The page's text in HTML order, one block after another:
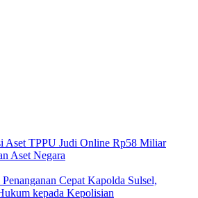
Aset TPPU Judi Online Rp58 Miliar
Aset Negara
Cepat Kapolda Sulsel,
kepada Kepolisian